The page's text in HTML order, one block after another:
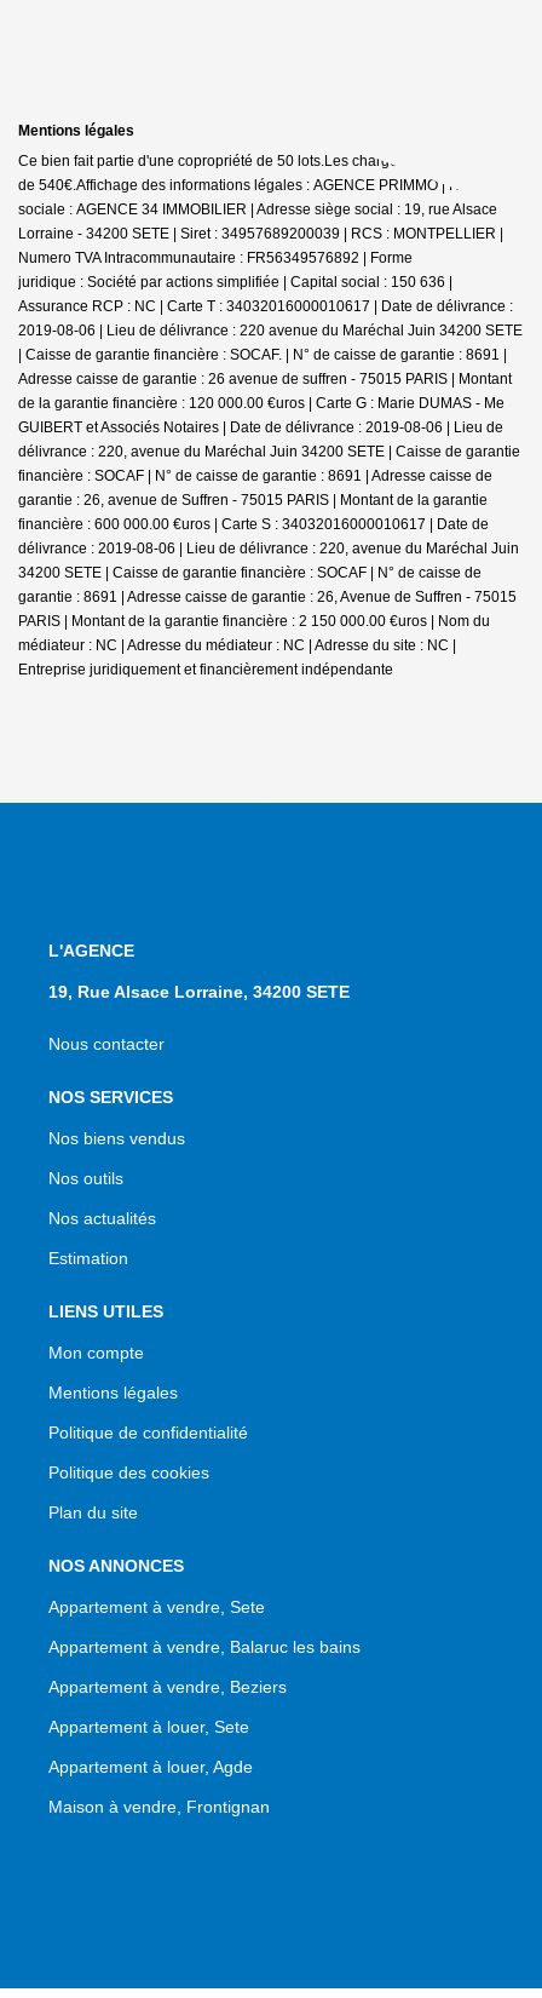
Mentions légales
Ce bien fait partie d'une copropriété de 50 lots.Les charges annuelles sont
de 540€.Affichage des informations légales : AGENCE PRIMMO | Raison
sociale : AGENCE 34 IMMOBILIER | Adresse siège social : 19, rue Alsace
Lorraine - 34200 SETE | Siret : 34957689200039 | RCS : MONTPELLIER |
Numero TVA Intracommunautaire : FR56349576892 | Forme
juridique : Société par actions simplifiée | Capital social : 150 636 |
Assurance RCP : NC | Carte T : 34032016000010617 | Date de délivrance :
2019-08-06 | Lieu de délivrance : 220 avenue du Maréchal Juin 34200 SETE
| Caisse de garantie financière : SOCAF. | N° de caisse de garantie : 8691 |
Adresse caisse de garantie : 26 avenue de suffren - 75015 PARIS | Montant
de la garantie financière : 120 000.00 €uros | Carte G : Marie DUMAS - Me
GUIBERT et Associés Notaires | Date de délivrance : 2019-08-06 | Lieu de
délivrance : 220, avenue du Maréchal Juin 34200 SETE | Caisse de garantie
financière : SOCAF | N° de caisse de garantie : 8691 | Adresse caisse de
garantie : 26, avenue de Suffren - 75015 PARIS | Montant de la garantie
financière : 600 000.00 €uros | Carte S : 34032016000010617 | Date de
délivrance : 2019-08-06 | Lieu de délivrance : 220, avenue du Maréchal Juin
34200 SETE | Caisse de garantie financière : SOCAF | N° de caisse de
garantie : 8691 | Adresse caisse de garantie : 26, Avenue de Suffren - 75015
PARIS | Montant de la garantie financière : 2 150 000.00 €uros | Nom du
médiateur : NC | Adresse du médiateur : NC | Adresse du site : NC |
Entreprise juridiquement et financièrement indépendante
L'AGENCE
19, Rue Alsace Lorraine, 34200 SETE
Nous contacter
NOS SERVICES
Nos biens vendus
Nos outils
Nos actualités
Estimation
LIENS UTILES
Mon compte
Mentions légales
Politique de confidentialité
Politique des cookies
Plan du site
NOS ANNONCES
Appartement à vendre, Sete
Appartement à vendre, Balaruc les bains
Appartement à vendre, Beziers
Appartement à louer, Sete
Appartement à louer, Agde
Maison à vendre, Frontignan